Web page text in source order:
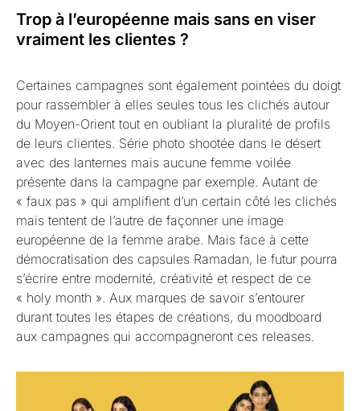
Trop à l’européenne mais sans en viser
vraiment les clientes ?
Certaines campagnes sont également pointées du doigt
pour rassembler à elles seules tous les clichés autour
du Moyen-Orient tout en oubliant la pluralité de profils
de leurs clientes. Série photo shootée dans le désert
avec des lanternes mais aucune femme voilée
présente dans la campagne par exemple. Autant de
« faux pas » qui amplifient d’un certain côté les clichés
mais tentent de l’autre de façonner une image
européenne de la femme arabe. Mais face à cette
démocratisation des capsules Ramadan, le futur pourra
s’écrire entre modernité, créativité et respect de ce
« holy month ». Aux marques de savoir s’entourer
durant toutes les étapes de créations, du moodboard
aux campagnes qui accompagneront ces releases.